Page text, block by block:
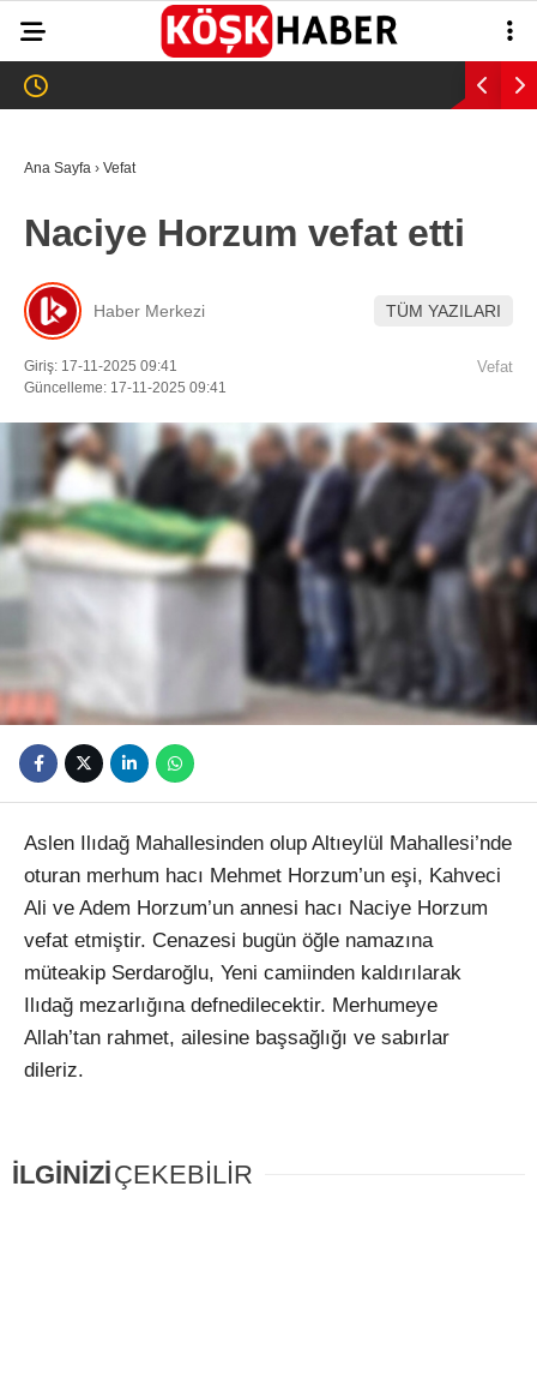
WhatsApp İhbar
Hattı
Instagram
Youtube
21.8°
ASAYİŞ
EĞİTİM
SAĞLIK
EKONOMİ
SPOR
VEFAT
Ana Sayfa › Vefat
Naciye Horzum vefat etti
Haber Merkezi TÜM YAZILARI
Giriş: 17-11-2025 09:41
Güncelleme: 17-11-2025 09:41
Vefat
Aslen Ilıdağ Mahallesinden olup Altıeylül Mahallesi’nde
oturan merhum hacı Mehmet Horzum’un eşi, Kahveci
Ali ve Adem Horzum’un annesi hacı Naciye Horzum
vefat etmiştir. Cenazesi bugün öğle namazına
müteakip Serdaroğlu, Yeni camiinden kaldırılarak
Ilıdağ mezarlığına defnedilecektir. Merhumeye
Allah’tan rahmet, ailesine başsağlığı ve sabırlar
dileriz.
İLGİNİZİÇEKEBİLİR